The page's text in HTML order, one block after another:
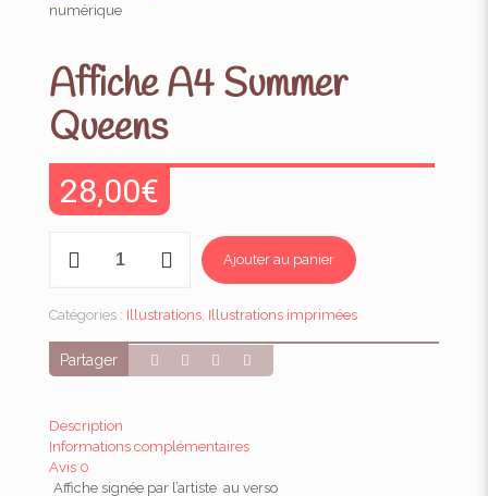
Affiche A4 Summer
Queens
28,00€
Summer
Queens
Ajouter au panier
Catégories : Illustrations, Illustrations imprimées
Partager
Description
Informations complémentaires
Avis 0
Affiche signée par l’artiste au verso